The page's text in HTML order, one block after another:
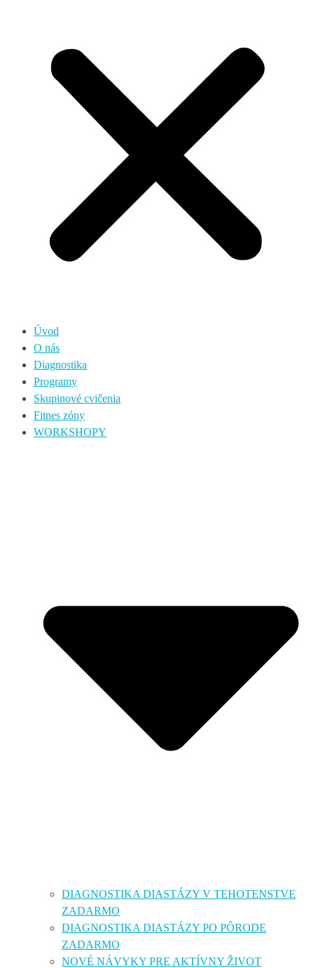
Úvod
O nás
Diagnostika
Programy
Skupinové cvičenia
Fitnes zóny
WORKSHOPY
DIAGNOSTIKA DIASTÁZY V TEHOTENSTVE
ZADARMO
DIAGNOSTIKA DIASTÁZY PO PÔRODE
ZADARMO
NOVÉ NÁVYKY PRE AKTÍVNY ŽIVOT